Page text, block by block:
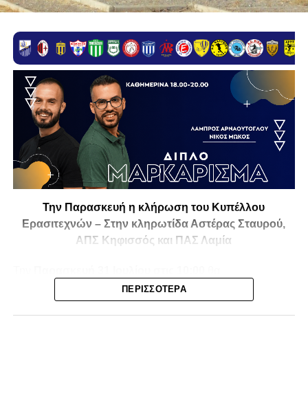
Την Παρασκευή η κλήρωση του Κυπέλλου
Ερασιτεχνών – Στην κληρωτίδα Αστέρας Σταυρού,
ΑΠΣ Κηφισσός και ΠΑΣ Λαμία
πραγματοποιηθεί στο ξενοδοχείοAthens Marriott
κλήρωση της1ης και 2ης φάσης του Κυπέλλου
ΠΕΡΙΣΣΌΤΕΡΑ